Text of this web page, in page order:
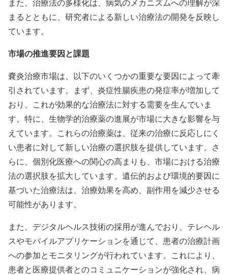
また、治療法の多様化は、病気のメカニズムへの理解が深
まるとともに、研究者による新しい治療法の開発を反映し
ています。
市場の推進要因と課題
嚢炎治療市場は、以下のいくつかの重要な要因によって牽
引されています。まず、炎症性腸疾患の発症率が増加して
おり、これが効果的な治療法に対する需要を生んでいま
す。特に、生物学的治療薬の進展が市場に大きな影響を与
えています。これらの治療薬は、従来の治療に反応しにく
い患者に対して新しい治療の選択肢を提供しています。さ
らに、個別化医療への関心の高まりも、市場における治療
法の選択肢を拡大しています。遺伝的および環境的要因に
基づいた治療法は、治療効果を高め、副作用を減少させる
可能性があります。
また、デジタルヘルス技術の採用が進んでおり、テレヘル
スやモバイルアプリケーションを通じて、患者の治療計画
への参加とモニタリングが行われています。これにより、
患者と医療提供者とのコミュニケーションが強化され、病